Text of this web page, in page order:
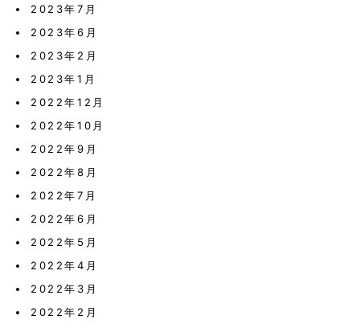
2023年7月
2023年6月
2023年2月
2023年1月
2022年12月
2022年10月
2022年9月
2022年8月
2022年7月
2022年6月
2022年5月
2022年4月
2022年3月
2022年2月